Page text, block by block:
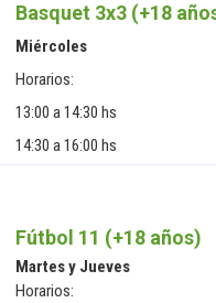
Basquet 3x3 (+18
Miércoles
Horarios:
13:00 a 14:30 hs
14:30 a 16:00 hs
Fútbol 11 (+18 años)
Martes y Jueves
Horarios: